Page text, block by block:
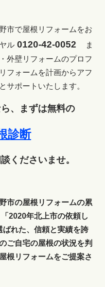
市で屋根リフォームをお
ル 0120-42-0052
ま
外壁リフォームのプロフ
フォームを計画からアフ
サポートいたします。
、まずは無料の
診断
くださいませ。
市の屋根リフォームの累
2020年北上市の依頼し
れた、信頼と実績を誇
ご自宅の屋根の状況を判
根リフォームをご提案さ